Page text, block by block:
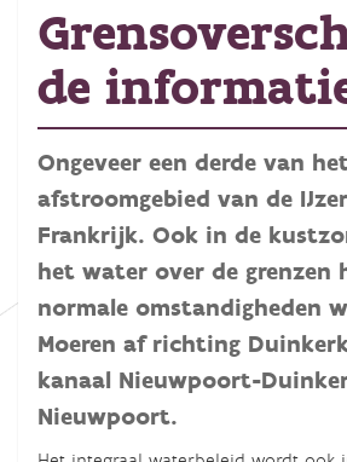
de
Ongeveer een derde van
afstroomgebied van de
Frankrijk. Ook in de
het water over de grenzen
normale omstandigheden
Moeren af richting
kanaal Nieuwpoort-
Nieuwpoort.